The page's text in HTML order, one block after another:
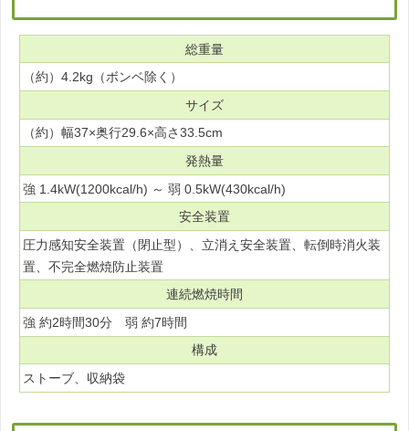
総重量
（約）4.2kg（ボンベ除く）
サイズ
（約）幅37×奥行29.6×高さ33.5cm
発熱量
強 1.4kW(1200kcal/h) ～ 弱 0.5kW(430kcal/h)
安全装置
圧力感知安全装置（閉止型）、立消え安全装置、転倒時消火装
置、不完全燃焼防止装置
連続燃焼時間
強 約2時間30分 弱 約7時間
構成
ストーブ、収納袋